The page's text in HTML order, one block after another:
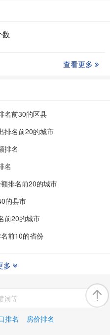
数
查看更多
名前30的区县
排名前20的城市
排名
名
排名前20的城市
的县市
前20的城市
前10的省份
多
排名 房价排名